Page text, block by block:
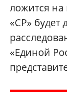
ложится
«СР» будет
«Единой